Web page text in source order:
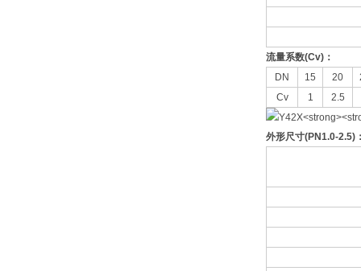
流量系数(Cv) ：
DN
15 20
Cv
1 2.5
外形尺寸(PN1.0-2.5)